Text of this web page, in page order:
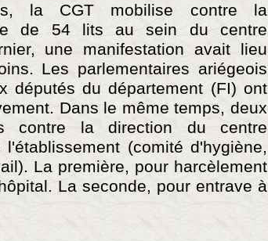
la CGT mobilise contre la
de 54 lits au sein du centre
une manifestation avait lieu
Les parlementaires ariégeois
députés du département (FI) ont
Dans le même temps, deux
contre la direction du centre
(comité d'hygiène,
La première, pour harcèlement
La seconde, pour entrave à